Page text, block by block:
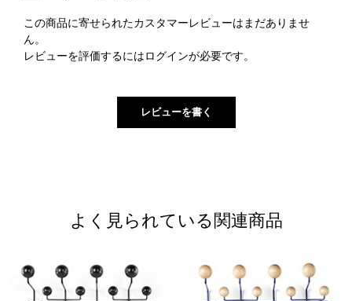
この商品に寄せられたカスタマーレビューはまだありませ
ん。
レビューを評価するには ログインが必要です。
よく見られている関連商品